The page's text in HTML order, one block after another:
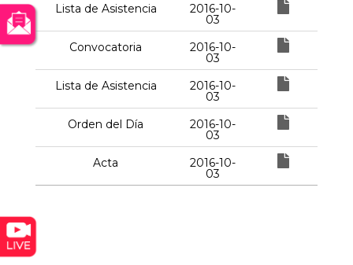
Lista de Asistencia
2016-10-
03
Convocatoria
2016-10-
03
Lista de Asistencia
2016-10-
03
Orden del Día
2016-10-
03
Acta
2016-10-
03